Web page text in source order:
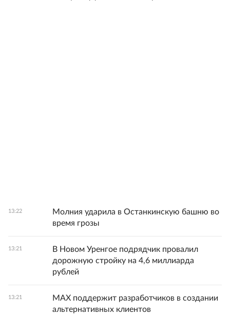
13:22
Молния ударила в Останкинскую башню во
время грозы
13:21
В Новом Уренгое подрядчик провалил
дорожную стройку на 4,6 миллиарда
рублей
13:21
MAX поддержит разработчиков в создании
альтернативных клиентов